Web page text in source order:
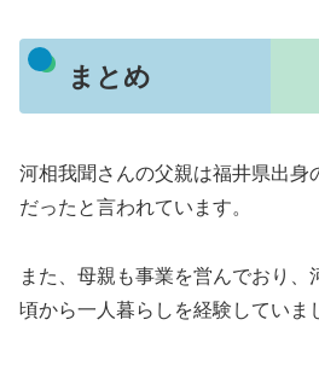
まとめ
河相我聞さんの父親は福井県出身
だったと言われています。
また、母親も事業を営んでおり
頃から一人暮らしを経験していま